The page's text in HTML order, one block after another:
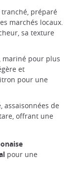
préparé
marchés locaux.
sa texture
pour plus
et
pour une
assaisonnées de
offrant une
pour une